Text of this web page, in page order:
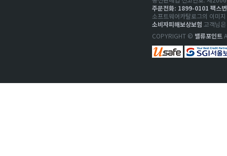
주문전화: 1899-0101 팩스
소프트웨어카탈로그의 이미
소비자피해보상보험 고객님
COPYRIGHT © 밸류포인트